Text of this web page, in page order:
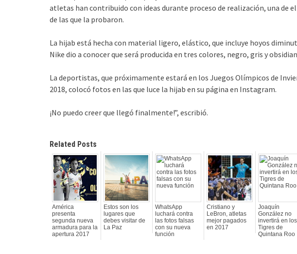
atletas han contribuido con ideas durante proceso de realización, una de
de las que la probaron.
La hijab está hecha con material ligero, elástico, que incluye hoyos
Nike dio a conocer que será producida en tres colores, negro, gris y
La deportistas, que próximamente estará en los Juegos Olímpicos de
2018, colocó fotos en las que luce la hijab en su página en Instagram.
¡No puedo creer que llegó finalmente!”, escribió.
Related Posts
América
presenta
segunda nueva
armadura para la
apertura 2017
Estos son los
lugares que
debes visitar de
La Paz
WhatsApp
luchará contra
las fotos falsas
con su nueva
función
Cristiano y
LeBron, atletas
mejor pagados
en 2017
Joaquín
González no
invertirá en los
Tigres de
Quintana Roo